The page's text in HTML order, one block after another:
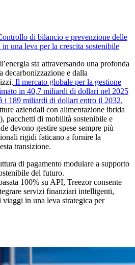
di bilancio e prevenzione delle
una leva per la crescita sostenibile
sta attraversando una profonda
decarbonizzazione e dalla
Il mercato globale per la gestione
in 40,7 miliardi di dollari nel 2025
i 189 miliardi di dollari entro il 2032.
aziendali con alimentazione ibrida
pacchetti di mobilità sostenibile e
devono gestire spese sempre più
rigidi faticano a fornire la
transizione.
di pagamento modulare a supporto
del futuro.
100% su API, Treezor consente
servizi finanziari intelligenti,
in una leva strategica per